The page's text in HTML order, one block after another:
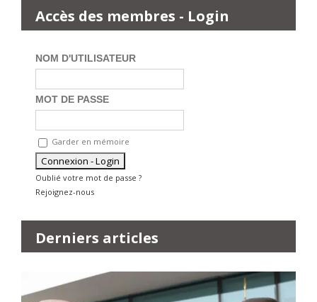
Accès des membres - Login
NOM D'UTILISATEUR
MOT DE PASSE
Garder en mémoire
Oublié votre mot de passe ?
Rejoignez-nous
Derniers articles